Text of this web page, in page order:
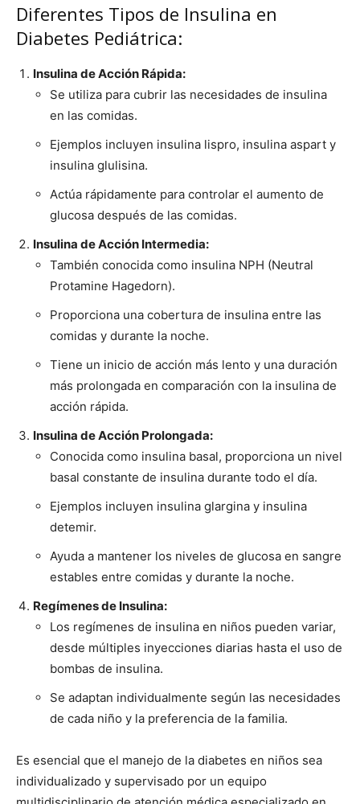
Diferentes Tipos de Insulina en
Diabetes Pediátrica:
Insulina de Acción Rápida:
Se utiliza para cubrir las necesidades de insulina
en las comidas.
Ejemplos incluyen insulina lispro, insulina aspart y
insulina glulisina.
Actúa rápidamente para controlar el aumento de
glucosa después de las comidas.
Insulina de Acción Intermedia:
También conocida como insulina NPH (Neutral
Protamine Hagedorn).
Proporciona una cobertura de insulina entre las
comidas y durante la noche.
Tiene un inicio de acción más lento y una duración
más prolongada en comparación con la insulina de
acción rápida.
Insulina de Acción Prolongada:
Conocida como insulina basal, proporciona un nivel
basal constante de insulina durante todo el día.
Ejemplos incluyen insulina glargina y insulina
detemir.
Ayuda a mantener los niveles de glucosa en sangre
estables entre comidas y durante la noche.
Regímenes de Insulina:
Los regímenes de insulina en niños pueden variar,
desde múltiples inyecciones diarias hasta el uso de
bombas de insulina.
Se adaptan individualmente según las necesidades
de cada niño y la preferencia de la familia.
Es esencial que el manejo de la diabetes en niños sea
individualizado y supervisado por un equipo